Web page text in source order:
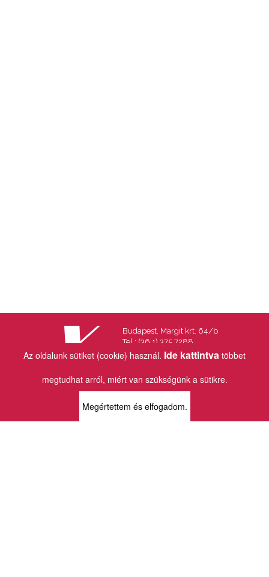
Az oldalunk sütiket (cookie) használ. Ide kattintva többet
megtudhat arról, miért van szükségünk a sütikre.
Megértettem és elfogadom.
Budapest, Margit krt. 64/b
Tel.: (36 1) 375 7288
Fax.: (36 1) 202 7145
Email: